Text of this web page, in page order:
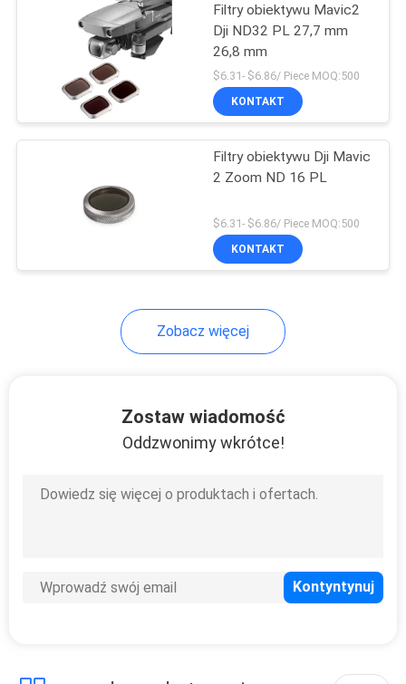
Filtry obiektywu Mavic2
Dji ND32 PL 27,7 mm
26,8 mm
$6.31- $6.86/ Piece MOQ:500
KONTAKT
Filtry obiektywu Dji Mavic
2 Zoom ND 16 PL
$6.31- $6.86/ Piece MOQ:500
KONTAKT
Zobacz więcej
Zostaw wiadomość
Oddzwonimy wkrótce!